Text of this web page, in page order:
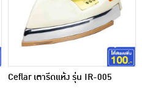
Ceflar เตารีดแห้ง รุ่น IR-005